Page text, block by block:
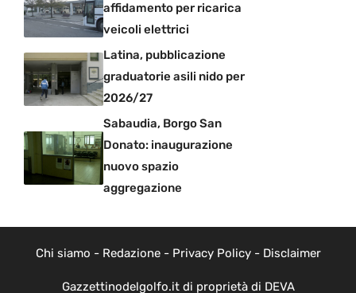
affidamento per ricarica
veicoli elettrici
Latina, pubblicazione
graduatorie asili nido per
2026/27
Sabaudia, Borgo San
Donato: inaugurazione
nuovo spazio
aggregazione
Chi siamo - Redazione- Privacy Policy- Disclaimer
Gazzettinodelgolfo.it di proprietà di DEVA